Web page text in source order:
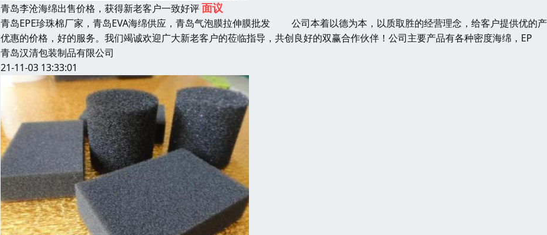
青岛李沧海绵出售价格，获得新老客户一致好评面议
青岛EPE珍珠棉厂家，青岛EVA海绵供应，青岛气泡膜拉伸膜批发 公司本着以德为本，以质取胜的经营理念，给客户提供优的
优惠的价格，好的服务。我们竭诚欢迎广大新老客户的莅临指导，共创良好的双赢合作伙伴！公司主要产品有各种密度海绵，EP
青岛汉清包装制品有限公司
21-11-03 13:33:01